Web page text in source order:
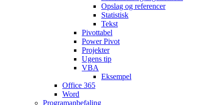
Opslag og referencer
Statistisk
Tekst
Pivottabel
Power Pivot
Projekter
Ugens tip
VBA
Eksempel
Office 365
Word
Programanbefaling